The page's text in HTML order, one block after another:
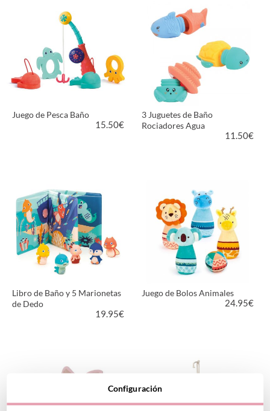
VER PRODUCTO
Juego de Pesca Baño
15.50€
3 Juguetes de Baño
Rociadores Agua
11.50€
Libro de Baño y 5 Marionetas
de Dedo
19.95€
Juego de Bolos Animales
24.95€
VER PRODUCTO
Configuración